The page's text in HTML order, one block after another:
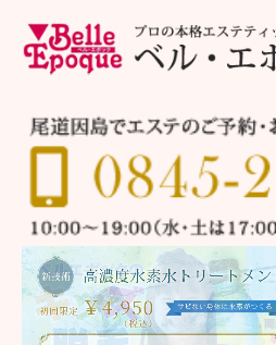
ホーム
フェイシャルエステ
脱毛
キッズ脱毛
商品案内